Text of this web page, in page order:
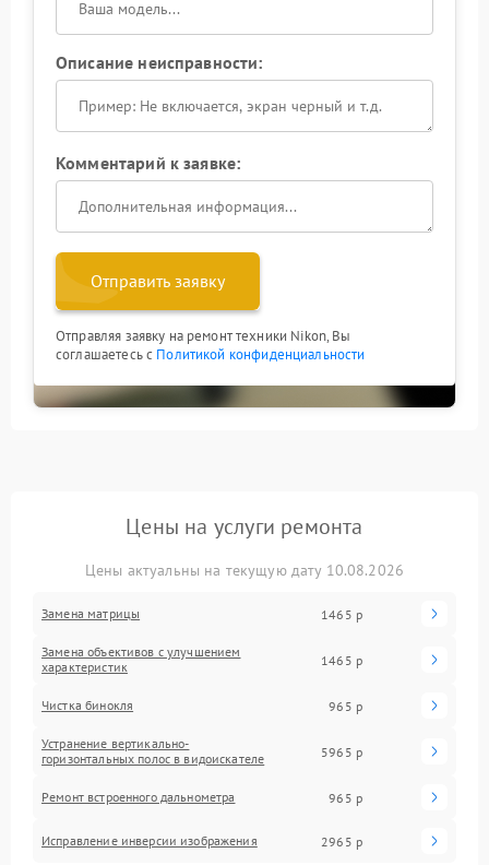
Описание неисправности:
Комментарий к заявке:
Отправить заявку
Отправляя заявку на ремонт техники Nikon, Вы
соглашаетесь с Политикой конфиденциальности
Цены на услуги ремонта
Цены актуальны на текущую дату 10.08.2026
Замена матрицы 1465 р
Замена объективов с улучшением
характеристик
1465 р
Чистка бинокля 965 р
Устранение вертикально-
горизонтальных полос в видоискателе
5965 р
Ремонт встроенного дальнометра 965 р
Исправление инверсии изображения 2965 р